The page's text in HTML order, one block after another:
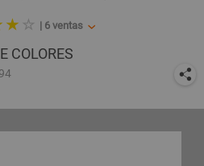
★ ☆ | 6 ventas
COLORES